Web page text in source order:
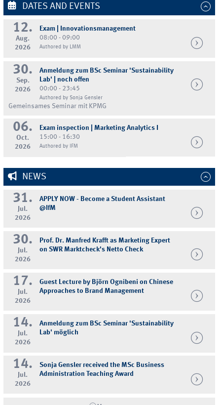
DATES AND EVENTS
12.
Aug.
2026
Exam | Innovationsmanagement
08:00 - 09:00
Authored by LMM
30.
Sep.
2026
Anmeldung zum BSc Seminar 'Sustainability
Lab' | noch offen
00:00 - 23:45
Authored by Sonja Gensler
Gemeinsames Seminar mit KPMG
06.
Oct.
2026
Exam inspection | Marketing Analytics I
15:00 - 16:30
Authored by IFM
NEWS
31.
Jul.
2026
APPLY NOW - Become a Student Assistant
@IfM
30.
Jul.
2026
Prof. Dr. Manfred Krafft as Marketing Expert
on SWR Marktcheck's Netto Check
17.
Jul.
2026
Guest Lecture by Björn Ognibeni on Chinese
Approaches to Brand Management
14.
Jul.
2026
Anmeldung zum BSc Seminar 'Sustainability
Lab' möglich
14.
Jul.
2026
Sonja Gensler received the MSc Business
Administration Teaching Award